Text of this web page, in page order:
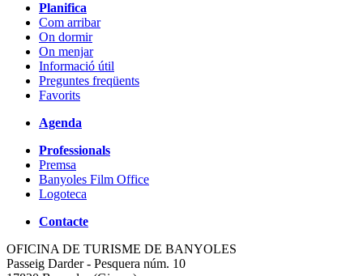
Planifica
Com arribar
On dormir
On menjar
Informació útil
Preguntes freqüents
Favorits
Agenda
Professionals
Premsa
Banyoles Film Office
Logoteca
Contacte
OFICINA DE TURISME DE BANYOLES
Passeig Darder - Pesquera núm. 10